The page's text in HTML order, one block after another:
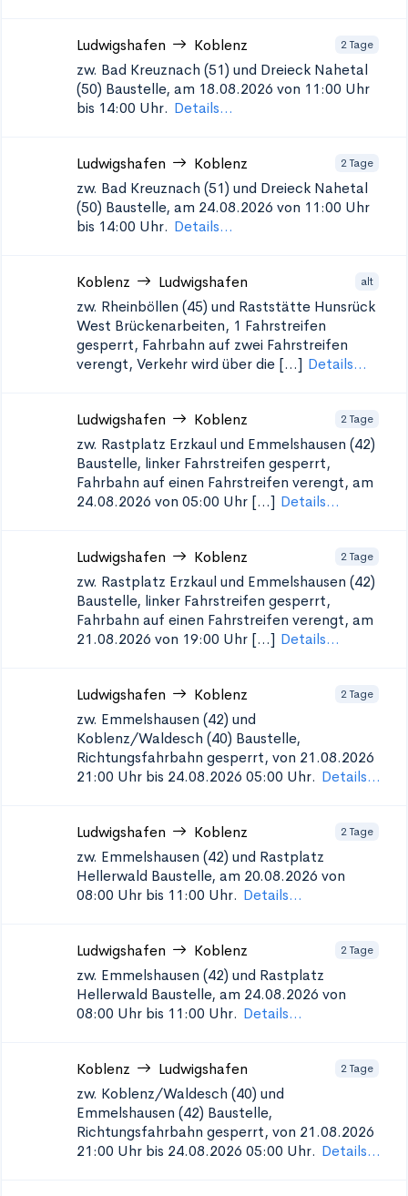
Ludwigshafen Koblenz 2 Tage
zw. Bad Kreuznach (51) und Dreieck Nahetal
(50) Baustelle, am 18.08.2026 von 11:00 Uhr
bis 14:00 Uhr. Details...
Ludwigshafen Koblenz 2 Tage
zw. Bad Kreuznach (51) und Dreieck Nahetal
(50) Baustelle, am 24.08.2026 von 11:00 Uhr
bis 14:00 Uhr. Details...
Koblenz Ludwigshafen alt
zw. Rheinböllen (45) und Raststätte Hunsrück
West Brückenarbeiten, 1 Fahrstreifen
gesperrt, Fahrbahn auf zwei Fahrstreifen
verengt, Verkehr wird über die [...] Details...
Ludwigshafen Koblenz 2 Tage
zw. Rastplatz Erzkaul und Emmelshausen (42)
Baustelle, linker Fahrstreifen gesperrt,
Fahrbahn auf einen Fahrstreifen verengt, am
24.08.2026 von 05:00 Uhr [...] Details...
Ludwigshafen Koblenz 2 Tage
zw. Rastplatz Erzkaul und Emmelshausen (42)
Baustelle, linker Fahrstreifen gesperrt,
Fahrbahn auf einen Fahrstreifen verengt, am
21.08.2026 von 19:00 Uhr [...] Details...
Ludwigshafen Koblenz 2 Tage
zw. Emmelshausen (42) und
Koblenz/Waldesch (40) Baustelle,
Richtungsfahrbahn gesperrt, von 21.08.2026
21:00 Uhr bis 24.08.2026 05:00 Uhr. Details...
Ludwigshafen Koblenz 2 Tage
zw. Emmelshausen (42) und Rastplatz
Hellerwald Baustelle, am 20.08.2026 von
08:00 Uhr bis 11:00 Uhr. Details...
Ludwigshafen Koblenz 2 Tage
zw. Emmelshausen (42) und Rastplatz
Hellerwald Baustelle, am 24.08.2026 von
08:00 Uhr bis 11:00 Uhr. Details...
Koblenz Ludwigshafen 2 Tage
zw. Koblenz/Waldesch (40) und
Emmelshausen (42) Baustelle,
Richtungsfahrbahn gesperrt, von 21.08.2026
21:00 Uhr bis 24.08.2026 05:00 Uhr. Details...